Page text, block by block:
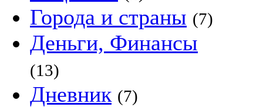
Города и страны (7)
Деньги, Финансы
(13)
Дневник (7)